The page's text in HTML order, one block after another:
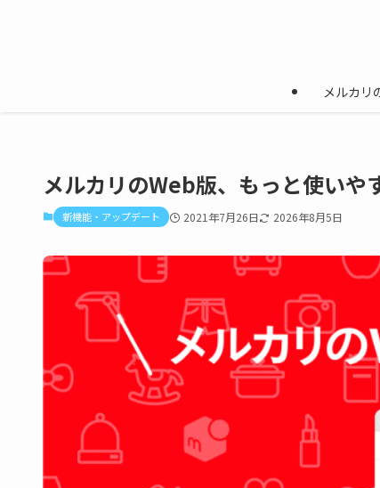
メルカリ
メルカリのWeb版、もっと使いや
新機能・アップデート 2021年7月26日 2026年8月5日